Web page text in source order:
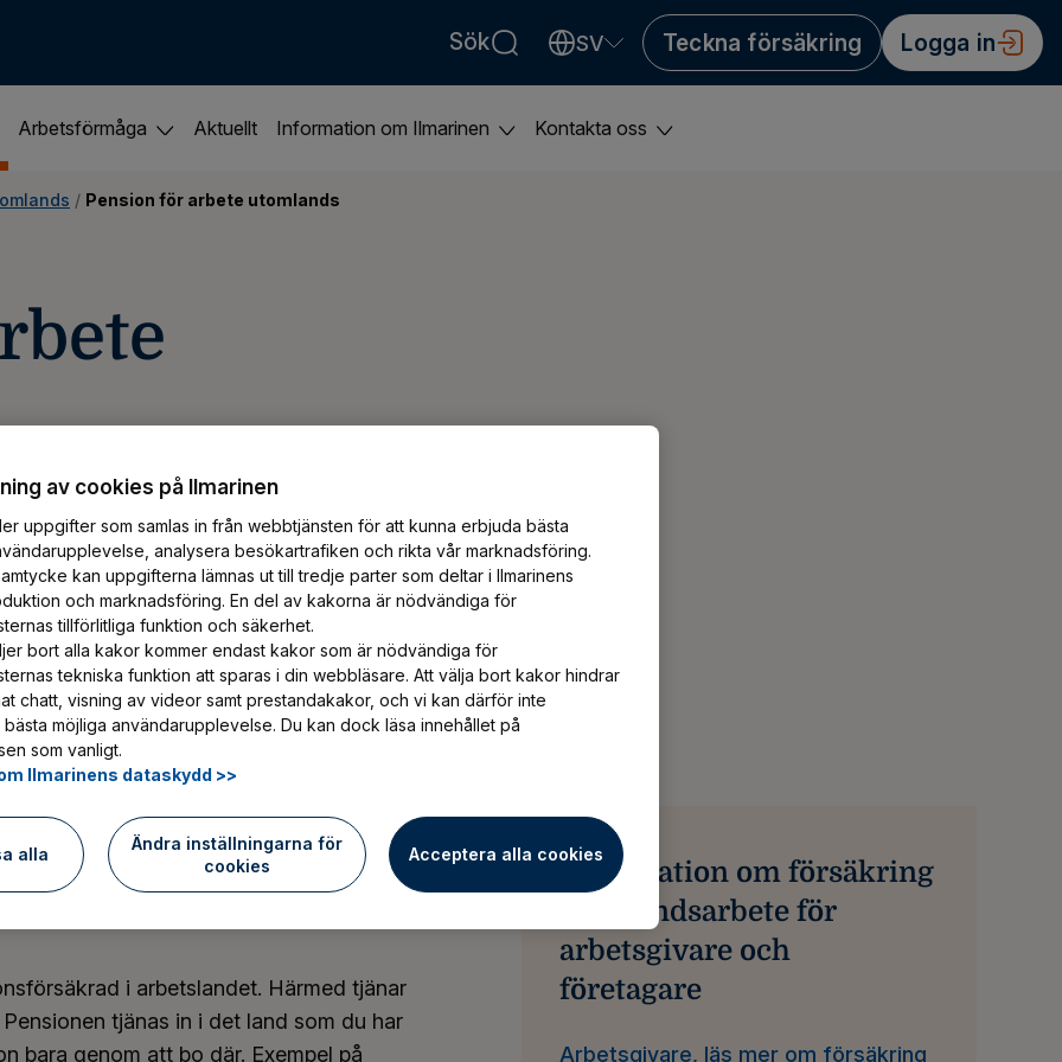
Sök SV
Valitse kieli Välj språk Choose language
Teckna försäkring Logga in
Arbetsförmåga Aktuellt Information om Ilmarinen Kontakta oss
/ Pension för arbete utomlands
utomlands. Vid utlandsarbete
sociala trygghet. Din pension och
i ditt arbetsland.
i arbetslandet. Härmed tjänar
tjänas in i det land som du har
bara genom att bo där. Exempel på
Information om försäkring
av utlandsarbete för
arbetsgivare och
företagare
Arbetsgivare, läs mer om försäkring
av cookies på Ilmarinen
uppgifter som samlas in från webbtjänsten för att kunna erbjuda bästa
analysera besökartrafiken och rikta vår marknadsföring.
kan uppgifterna lämnas ut till tredje parter som deltar i Ilmarinens
och marknadsföring. En del av kakorna är nödvändiga för
tillförlitliga funktion och säkerhet.
bort alla kakor kommer endast kakor som är nödvändiga för
tekniska funktion att sparas i din webbläsare. Att välja bort kakor hindrar
chatt, visning av videor samt prestandakakor, och vi kan därför inte
möjliga användarupplevelse. Du kan dock läsa innehållet på
som vanligt.
Ilmarinens dataskydd >>
alla
Ändra inställningarna för
cookies
Acceptera alla cookies